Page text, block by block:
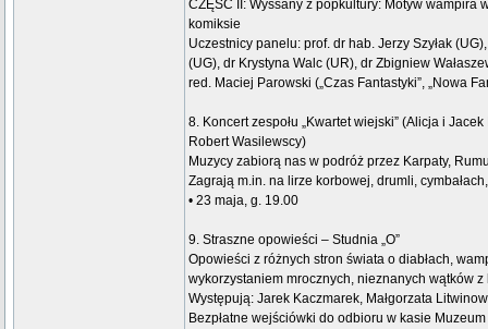
CZĘŚĆ II: Wyssany z popkultury: Motyw wampira
komiksie
Uczestnicy panelu: prof. dr hab. Jerzy Szyłak
(UG), dr Krystyna Walc (UR), dr Zbigniew
red. Maciej Parowski („Czas Fantastyki”, „Nowa
8. Koncert zespołu „Kwartet wiejski” (Alicja i
Robert Wasilewscy)
Muzycy zabiorą nas w podróż przez Karpaty,
Zagrają m.in. na lirze korbowej, drumli,
• 23 maja, g. 19.00
9. Straszne opowieści – Studnia „O”
Opowieści z różnych stron świata o diabłach,
wykorzystaniem mrocznych, nieznanych wątków
Występują: Jarek Kaczmarek, Małgorzata
Bezpłatne wejściówki do odbioru w kasie